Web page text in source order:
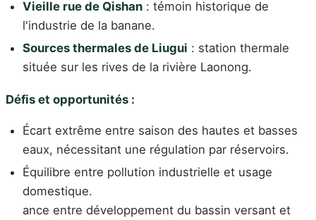
Vieille rue de Qishan : témoin historique de
l'industrie de la banane.
Sources thermales de Liugui : station thermale
située sur les rives de la rivière Laonong.
Défis et opportunités :
Écart extrême entre saison des hautes et basses
eaux, nécessitant une régulation par réservoirs.
Équilibre entre pollution industrielle et usage
domestique.
ance entre développement du bassin versant et